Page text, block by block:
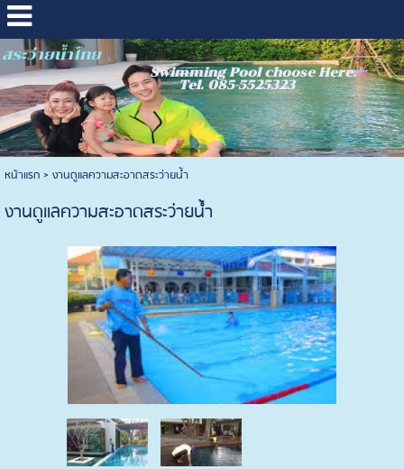
สระว่ายน้ำไทย
Swimming Pool choose Here.
Tel. 085-5525323
หน้าแรก> งานดูแลความสะอาดสระว่ายน้ำ
งานดูแลความสะอาดสระว่ายน้ำ